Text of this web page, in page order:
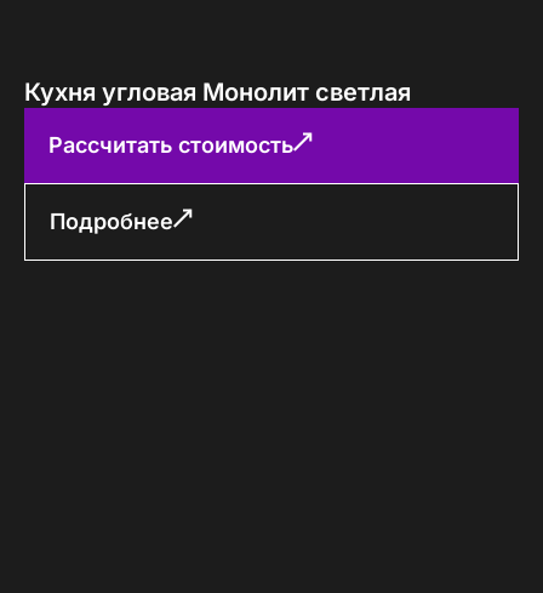
Кухня угловая Монолит светлая
Рассчитать стоимость
Подробнее